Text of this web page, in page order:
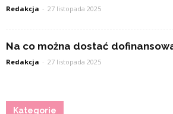
Redakcja - 27 listopada 2025
Na co można dostać
Redakcja - 27 listopada 2025
Kategorie